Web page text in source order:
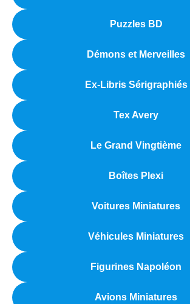
Puzzles BD
Démons et Merveilles
Ex-Libris Sérigraphiés
Tex Avery
Le Grand Vingtième
Boîtes Plexi
Voitures Miniatures
Véhicules Miniatures
Figurines Napoléon
Avions Miniatures